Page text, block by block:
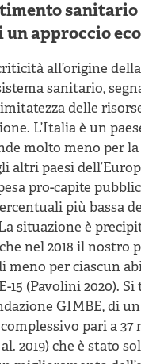
sanitario
un approccio
all’origine
sanitario,
delle
L’Italia è un
molto meno per
altri paesi
pro-capite
più bassa
La situazione è
nel 2018 il nostro
meno per ciascun
15 (Pavolini 2020).
GIMBE, di un
pari a 37
2019) che è stato